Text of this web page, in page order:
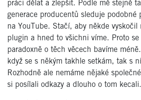
práci dělat a zlepšit. Podle mě stejně
generace producentů sleduje podobné
na YouTube. Stačí, aby někde vyskočil
plugin a hned to všichni víme. Proto
paradoxně o těch věcech bavíme
když se s někým takhle setkám, tak s
Rozhodně ale nemáme nějaké
si posílali odkazy a dlouho o tom kecali.